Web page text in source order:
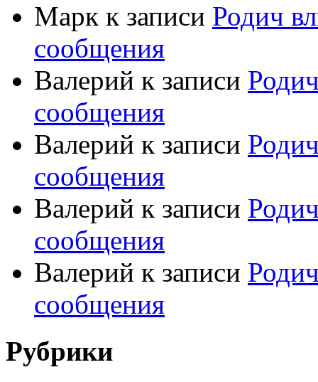
Марк к записи Родич
сообщения
Валерий к записи
сообщения
Валерий к записи
сообщения
Валерий к записи
сообщения
Валерий к записи
сообщения
Рубрики